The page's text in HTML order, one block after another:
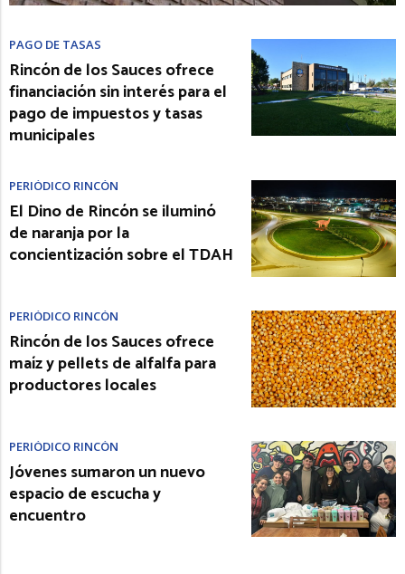
PAGO DE TASAS
Rincón de los Sauces ofrece
financiación sin interés para el
pago de impuestos y tasas
municipales
PERIÓDICO RINCÓN
El Dino de Rincón se iluminó
de naranja por la
concientización sobre el TDAH
PERIÓDICO RINCÓN
Rincón de los Sauces ofrece
maíz y pellets de alfalfa para
productores locales
PERIÓDICO RINCÓN
Jóvenes sumaron un nuevo
espacio de escucha y
encuentro